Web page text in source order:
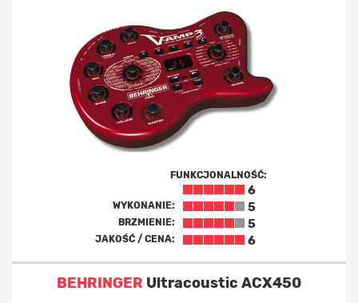
FUNKCJONALNOŚĆ:
6
WYKONANIE: 5
BRZMIENIE: 5
JAKOŚĆ / CENA: 6
BEHRINGER Ultracoustic ACX450